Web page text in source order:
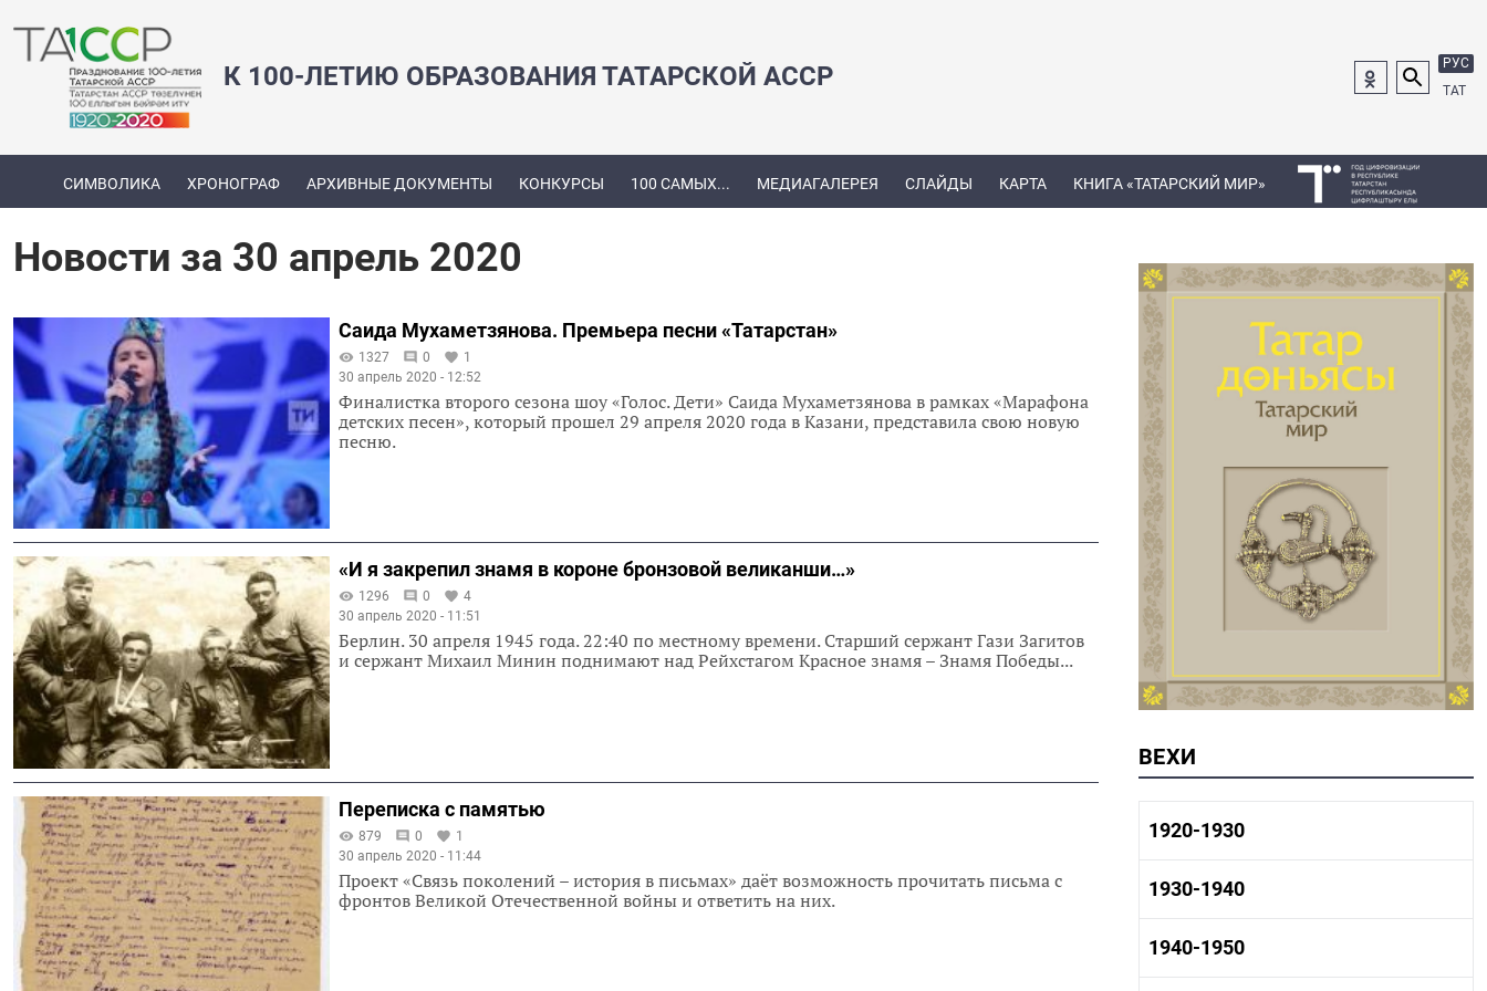
К 100-ЛЕТИЮ ОБРАЗОВАНИЯ ТАТАРСКОЙ АССР
РУС
ТАТ
СИМВОЛИКА ХРОНОГРАФ АРХИВНЫЕ ДОКУМЕНТЫ КОНКУРСЫ 100 САМЫХ... МЕДИАГАЛЕРЕЯ СЛАЙДЫ КАРТА КНИГА «ТАТАРСКИЙ МИР»
Новости за 30 апрель 2020
Саида Мухаметзянова. Премьера песни «Татарстан»
1327 0
1
30 апрель 2020 - 12:52
Финалистка второго сезона шоу «Голос. Дети» Саида Мухаметзянова в рамках «Марафона
детских песен», который прошел 29 апреля 2020 года в Казани, представила свою новую
песню.
«И я закрепил знамя в короне бронзовой великанши…»
1296 0
4
30 апрель 2020 - 11:51
Берлин. 30 апреля 1945 года. 22:40 по местному времени. Старший сержант Гази Загитов
и сержант Михаил Минин поднимают над Рейхстагом Красное знамя – Знамя Победы...
Переписка с памятью
879 0
1
30 апрель 2020 - 11:44
Проект «Связь поколений – история в письмах» даёт возможность прочитать письма с
фронтов Великой Отечественной войны и ответить на них.
ВЕХИ
1920-1930
1920-1930 история
1920-1930 культура
1930-1940
1930-1940 история
1930-1940 культура
1940-1950